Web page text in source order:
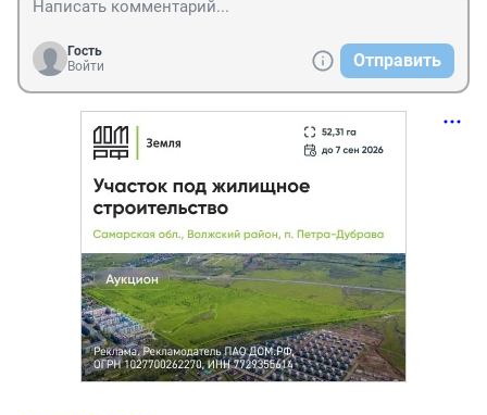
Гость
Войти
Отправить